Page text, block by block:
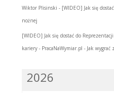
Wiktor Plisinski - [WIDEO] Jak się
nożnej
[WIDEO] Jak się dostać do
kariery - PracaNaWymiar.pl - Jak wygrać
2026